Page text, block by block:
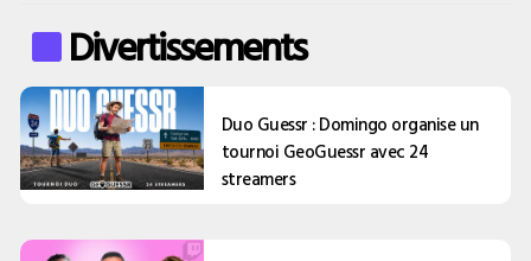
Divertissements
Duo Guessr : Domingo organise un
tournoi GeoGuessr avec 24
streamers